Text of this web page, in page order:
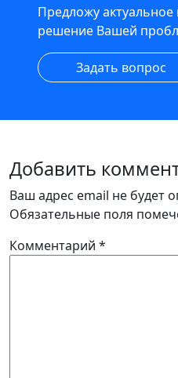
Предложу
решение Вашей
Задать вопрос
Добавить
Ваш адрес email не будет
Обязательные поля
Комментарий *